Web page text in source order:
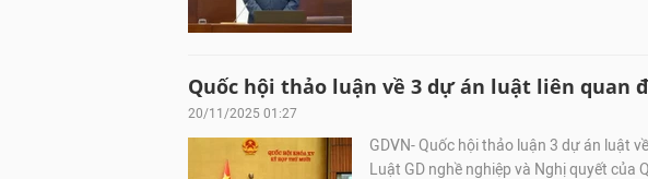
Quốc hội thảo luận về 3 dự án luật liên quan
20/11/2025 01:27
GDVN- Quốc hội thảo luận 3 dự án luật
Luật GD nghề nghiệp và Nghị quyết của